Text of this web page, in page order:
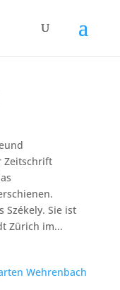
Zeitschrift
Székely. Sie ist
Zürich im...